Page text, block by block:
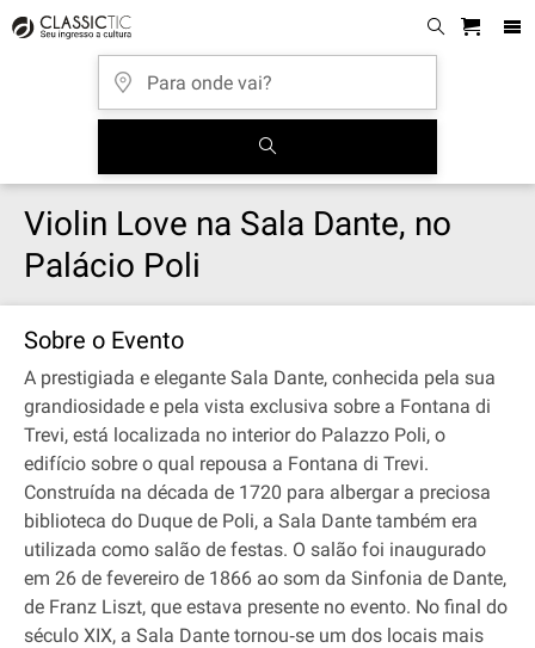
Violin Love na Sala Dante, no
Palácio Poli
Sobre o Evento
A prestigiada e elegante Sala Dante, conhecida pela sua
grandiosidade e pela vista exclusiva sobre a Fontana di
Trevi, está localizada no interior do Palazzo Poli, o
edifício sobre o qual repousa a Fontana di Trevi.
Construída na década de 1720 para albergar a preciosa
biblioteca do Duque de Poli, a Sala Dante também era
utilizada como salão de festas. O salão foi inaugurado
em 26 de fevereiro de 1866 ao som da Sinfonia de Dante,
de Franz Liszt, que estava presente no evento. No final do
século XIX, a Sala Dante tornou‐se um dos locais mais